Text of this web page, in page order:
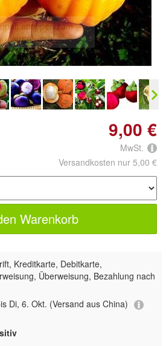
antippen zum
vergrößern
9,00 €
MwSt.
Versandkosten nur 5,00 €
Warenkorb
Kreditkarte, Debitkarte,
Überweisung, Bezahlung nach
Di, 6. Okt. (Versand aus China)